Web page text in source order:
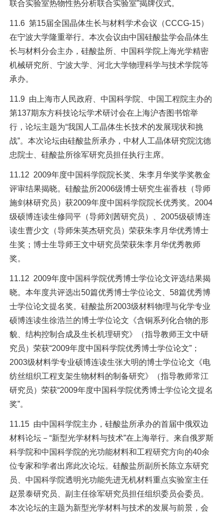
联合实验室热物性热分析联合实验室”揭牌仪式。
11.6 第15届全国晶体生长与材料学术会议（CCCG-15）
在宁波大学隆重举行。本次会议由中国硅酸盐学会晶体生
长与材料分会主办，硅酸盐所、中国科学院上海光学精密
机械研究所、宁波大学、河北大学物理科学与技术学院等
承办。
11.9 由上海市人民政府、中国科学院、中国工程院主办的
第137期东方科技论坛学术研讨会在上海沪杏图书馆举
行，论坛主题为“我国人工晶体生长技术的发展现状和挑
战”。本次论坛由硅酸盐所承办，中材人工晶体研究院沈德
忠院士、硅酸盐所徐军研究员担任执行主席。
11.12 2009年度中国科学院院长奖、朱李月华奖学奖教金
评审结果揭晓。硅酸盐所2006级博士研究生崔香枝（导师
施剑林研究员）获2009年度中国科学院院长优秀奖。2004
级硕博连读生修同平（导师刘茜研究员）、2005级硕博连
读生曹少文（导师朱英杰研究员）荣获朱李月华优秀博士
生奖；博士生导师王文中研究员荣获朱李月华优秀教师
奖。
11.12 2009年度中国科学院优秀博士学位论文评选结果揭
晓。本年度共评选出50篇优秀博士学位论文、58篇优秀博
士学位论文提名奖。硅酸盐所2003级材料物理与化学专业
硕博连读生徐浩兰的博士学位论文《含铜系列化合物的形
貌、结构控制合成及生长机理研究》（指导教师王文中研
究员）荣获“2009年度中国科学院优秀博士学位论文”；
2003级材料学专业硕博连读生张大明的博士学位论文《电
纺丝组织工程支架生物材料的制备研究》（指导教师常江
研究员）荣获“2009年度中国科学院优秀博士学位论文提名
奖”。
11.15 由中国科学院主办，硅酸盐所承办的首届中俄双边
材料论坛－“新型光学材料与技术”在上海举行。来自俄罗斯
科学院和中国科学院的光功能材料和工程研究方向的40余
位专家和学者出席此次论坛。硅酸盐所副所长陈立东研究
员、中国科学院透明光功能先进无机材料重点实验室主任
赵景泰研究员、副主任徐军研究员担任组织委员会委员。
本次论坛的主题为新型光学材料与技术的发展与前景，会